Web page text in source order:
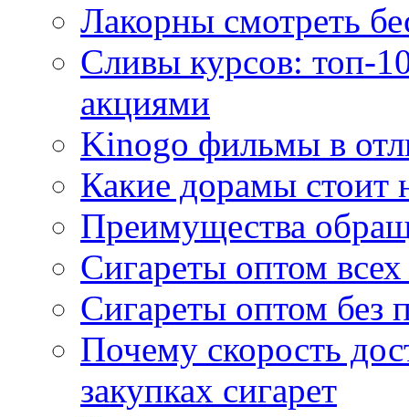
Лакорны смотреть
Сливы курсов: топ-
акциями
Kinogo фильмы в
Какие дорамы стоит
Преимущества
Сигареты оптом
Сигареты оптом без
Почему скорость
закупках сигарет